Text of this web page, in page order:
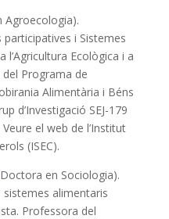
i Sistemes
l’Agricultura Ecològica i a
del Programa de
Alimentària i Béns
d’Investigació SEJ-179
el web de l’Institut
(ISEC).
en Sociologia).
alimentaris
Professora del